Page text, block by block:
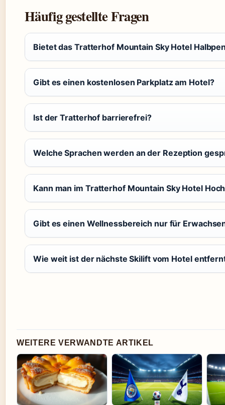
Häufig gestellte Fragen
Bietet das Tratterhof Mountain Sky Hotel
Gibt es einen kostenlosen Parkplatz am Hotel?
Ist der Tratterhof barrierefrei?
Welche Sprachen werden an der Rezeption
Kann man im Tratterhof Mountain Sky Hotel
Gibt es einen Wellnessbereich nur für
Wie weit ist der nächste Skilift vom Hotel
WEITERE VERWANDTE ARTIKEL